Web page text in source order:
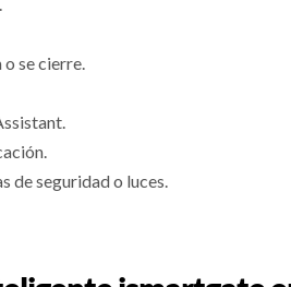
se cierre.
de seguridad o luces.